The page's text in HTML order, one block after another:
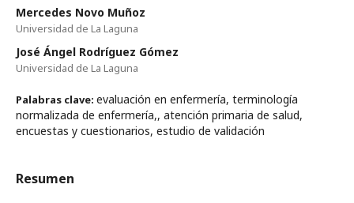
Mercedes Novo Muñoz
Universidad de La Laguna
José Ángel Rodríguez Gómez
Universidad de La Laguna
Palabras clave: evaluación en enfermería, terminología
normalizada de enfermería,, atención primaria de salud,
encuestas y cuestionarios, estudio de validación
Resumen